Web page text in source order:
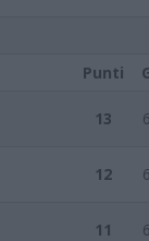
Punti
13 6
12 6
11 6